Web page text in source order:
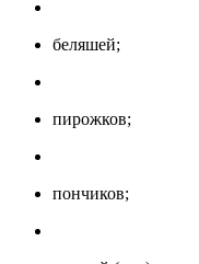
беляшей;
пирожков;
пончиков;